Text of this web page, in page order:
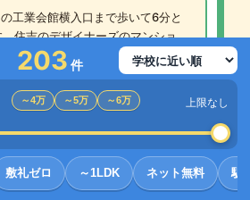
工業会館横入口まで歩いて6分と
住吉のデザイナーズのマンショ
203 件
～4万 ～5万 ～6万 上限なし
敷礼ゼロ ～1LDK ネット無料 駅